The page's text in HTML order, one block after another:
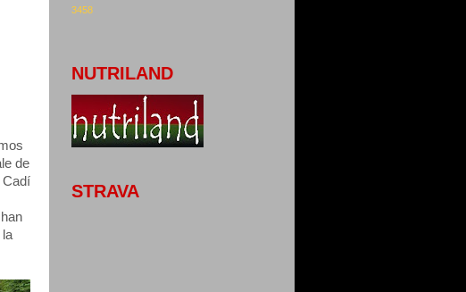
de
Cadí
la
3458
NUTRILAND
STRAVA